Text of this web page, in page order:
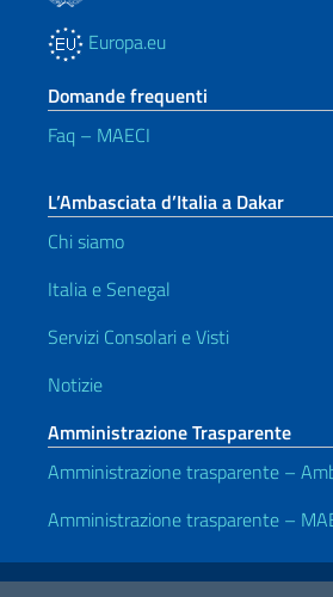
Europa.eu
Domande frequenti
Faq – MAECI
L’Ambasciata d’Italia a Dakar
Chi siamo
Italia e Senegal
Servizi Consolari e Visti
Notizie
Amministrazione Trasparente
Amministrazione trasparente –
Amministrazione trasparente –
Link Utili